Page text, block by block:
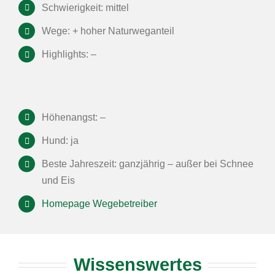
Schwierigkeit: mittel
Wege: + hoher Naturweganteil
Highlights: –
Höhenangst: –
Hund: ja
Beste Jahreszeit: ganzjährig – außer bei Schnee
und Eis
Homepage Wegebetreiber
Wissenswertes